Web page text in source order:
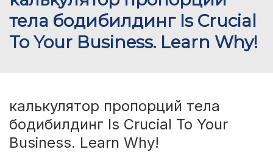
тела бодибилдинг Is Crucial
To Your Business. Learn Why!
калькулятор пропорций тела
бодибилдинг Is Crucial To Your
Business. Learn Why!